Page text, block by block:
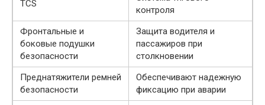
TCS
контроля
Фронтальные и
боковые подушки
безопасности
Защита водителя и
пассажиров при
столкновении
Преднатяжители ремней
безопасности
Обеспечивают надежную
фиксацию при аварии